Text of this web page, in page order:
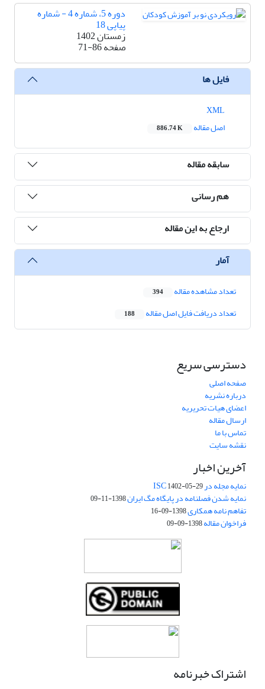
دوره 5، شماره 4 - شماره
پیاپی 18
زمستان 1402
صفحه71-86
فایل ها
اصل مقاله
886.74 K
سابقه مقاله
هم رسانی
ارجاع به این مقاله
آمار
تعداد مشاهده مقاله 394
تعداد دریافت فایل اصل مقاله 188
دسترسی سریع
صفحه اصلی
درباره نشریه
اعضای هیات تحریریه
ارسال مقاله
تماس با ما
نقشه سایت
آخرین اخبار
نمایه مجله در ISC1402-05-29
نمایه شدن فصلنامه در پایگاه مگ ایران1398-11-09
تفاهم نامه همکاری1398-09-16
فراخوان مقاله1398-09-09
اشتراک خبرنامه